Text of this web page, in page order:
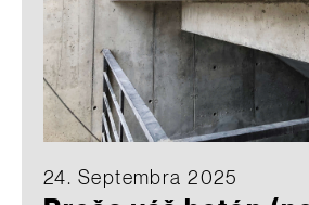
24. Septembra 2025